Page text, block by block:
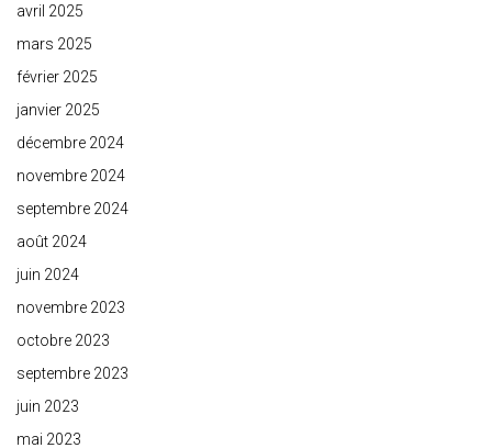
avril 2025
mars 2025
février 2025
janvier 2025
décembre 2024
novembre 2024
septembre 2024
août 2024
juin 2024
novembre 2023
octobre 2023
septembre 2023
juin 2023
mai 2023